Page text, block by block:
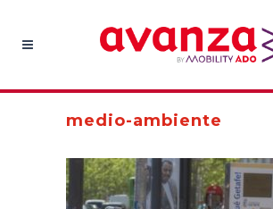
medio-ambiente